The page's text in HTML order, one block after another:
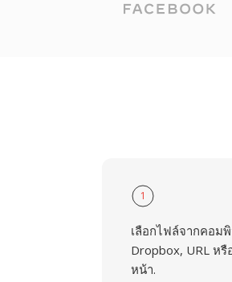
1
เลือกไฟล์จากคอม
Dropbox, URL ห
หน้า.